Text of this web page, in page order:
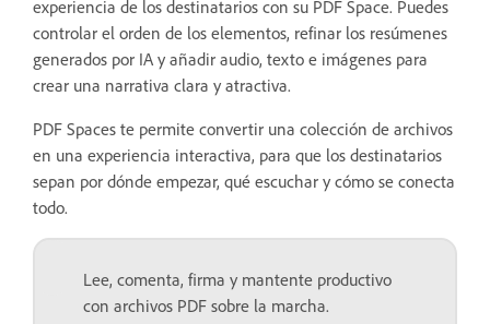
experiencia de los destinatarios con su PDF Space. Puedes
controlar el orden de los elementos, refinar los resúmenes
generados por IA y añadir audio, texto e imágenes para
crear una narrativa clara y atractiva.
PDF Spaces te permite convertir una colección de archivos
en una experiencia interactiva, para que los destinatarios
sepan por dónde empezar, qué escuchar y cómo se conecta
todo.
Lee, comenta, firma y mantente productivo
con archivos PDF sobre la marcha.